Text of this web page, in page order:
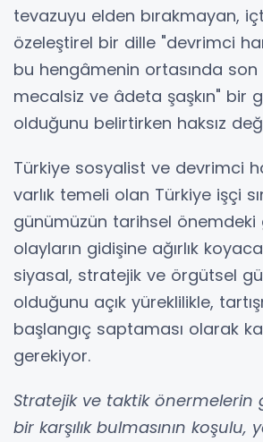
tevazuyu elden bırakmayan,
özeleştirel bir dille "devrimci
bu hengâmenin ortasında
mecalsiz ve âdeta şaşkın" bir
olduğunu belirtirken haksız
Türkiye sosyalist ve devrimci
varlık temeli olan Türkiye işçi
günümüzün tarihsel önemdeki
olayların gidişine ağırlık
siyasal, stratejik ve örgütsel
olduğunu açık yüreklilikle,
başlangıç saptaması olarak
gerekiyor.
Stratejik ve taktik
bir karşılık bulmasının koşulu,